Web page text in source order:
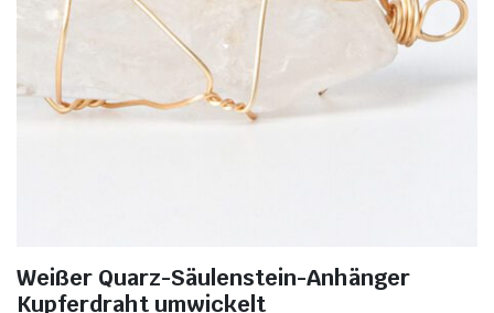
Weißer Quarz-Säulenstein-Anhänger
Kupferdraht umwickelt